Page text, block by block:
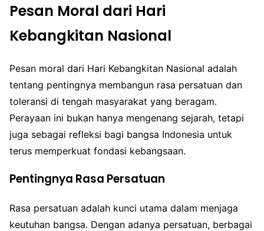
Pesan Moral dari Hari
Kebangkitan Nasional
Pesan moral dari Hari Kebangkitan Nasional adalah
tentang pentingnya membangun rasa persatuan dan
toleransi di tengah masyarakat yang beragam.
Perayaan ini bukan hanya mengenang sejarah, tetapi
juga sebagai refleksi bagi bangsa Indonesia untuk
terus memperkuat fondasi kebangsaan.
Pentingnya Rasa Persatuan
Rasa persatuan adalah kunci utama dalam menjaga
keutuhan bangsa. Dengan adanya persatuan, berbagai